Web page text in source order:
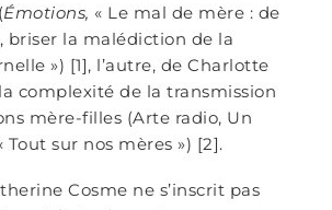
Émotions, « Le mal de mère : de
briser la malédiction de la
») [1], l’autre, de Charlotte
complexité de la transmission
mère-filles (Arte radio, Un
Tout sur nos mères ») [2].
Cosme ne s’inscrit pas